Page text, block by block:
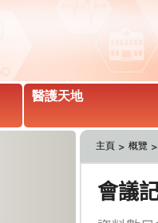
醫護天地
主頁 概覽